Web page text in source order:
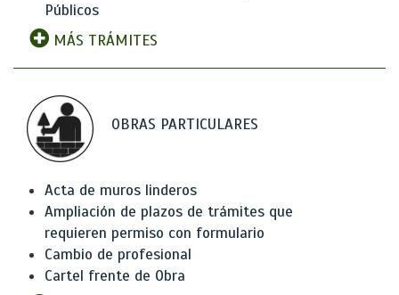
Públicos
MÁS TRÁMITES
OBRAS PARTICULARES
Acta de muros linderos
Ampliación de plazos de trámites que
requieren permiso con formulario
Cambio de profesional
Cartel frente de Obra